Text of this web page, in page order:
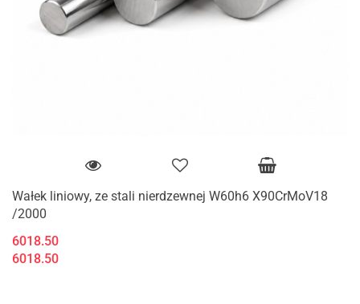
Wałek liniowy, ze stali nierdzewnej W60h6 X90CrMoV18
/2000
6018.50
6018.50